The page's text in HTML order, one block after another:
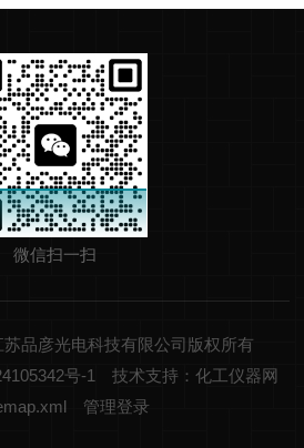
微信扫一扫
品彦光电科技有限公司版权所有
号-1
技术支持：化工仪器网
管理登录